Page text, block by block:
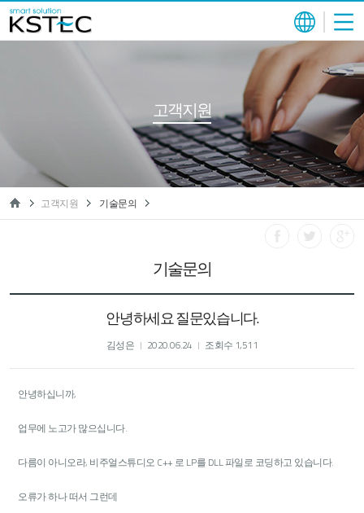
고객지원
고객지원 기술문의
기술문의
안녕하세요 질문있습니다.
김성은 2020.06.24 조회수 1,511
안녕하십니까,
업무에 노고가 많으십니다.
다름이 아니오라, 비주얼스튜디오 C++ 로 LP를 DLL 파일로 코딩하고 있습니다.
오류가 하나 떠서 그런데